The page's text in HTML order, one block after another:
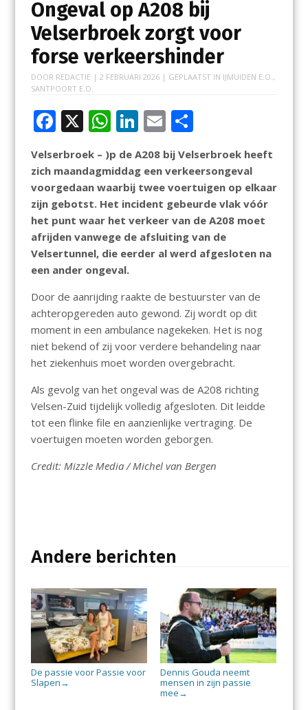
Ongeval op A208 bij
Velserbroek zorgt voor
forse verkeershinder
DOOR REDACTIE | 2 FEBRUARI 2026| GEPLAATST IN IJMUIDEN E.O. ,
SANTPOORT E.O.
F
ac
e
b
o
o
k
X W
h
at
s
A
p
p
Li
k
e
dI
n
E
m
ai
l
D
el
e
n
Velserbroek – )p de A208 bij Velserbroek heeft
zich maandagmiddag een verkeersongeval
voorgedaan waarbij twee voertuigen op elkaar
zijn gebotst. Het incident gebeurde vlak vóór
het punt waar het verkeer van de A208 moet
afrijden vanwege de afsluiting van de
Velsertunnel, die eerder al werd afgesloten na
een ander ongeval.
Door de aanrijding raakte de bestuurster van de
achteropgereden auto gewond. Zij wordt op dit
moment in een ambulance nagekeken. Het is nog
niet bekend of zij voor verdere behandeling naar
het ziekenhuis moet worden overgebracht.
Als gevolg van het ongeval was de A208 richting
Velsen-Zuid tijdelijk volledig afgesloten. Dit leidde
tot een flinke file en aanzienlijke vertraging. De
voertuigen moeten worden geborgen.
Credit: Mizzle Media / Michel van Bergen
Andere berichten
De passie voor Passie voor
Slapen →
Dennis Gouda neemt
mensen in zijn passie
mee →